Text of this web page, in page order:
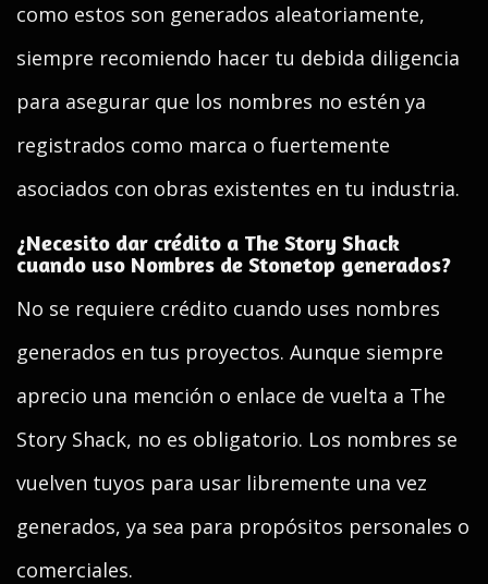
como estos son generados aleatoriamente,
siempre recomiendo hacer tu debida diligencia
para asegurar que los nombres no estén ya
registrados como marca o fuertemente
asociados con obras existentes en tu industria.
¿Necesito dar crédito a The Story Shack
cuando uso Nombres de Stonetop generados?
No se requiere crédito cuando uses nombres
generados en tus proyectos. Aunque siempre
aprecio una mención o enlace de vuelta a The
Story Shack, no es obligatorio. Los nombres se
vuelven tuyos para usar libremente una vez
generados, ya sea para propósitos personales o
comerciales.